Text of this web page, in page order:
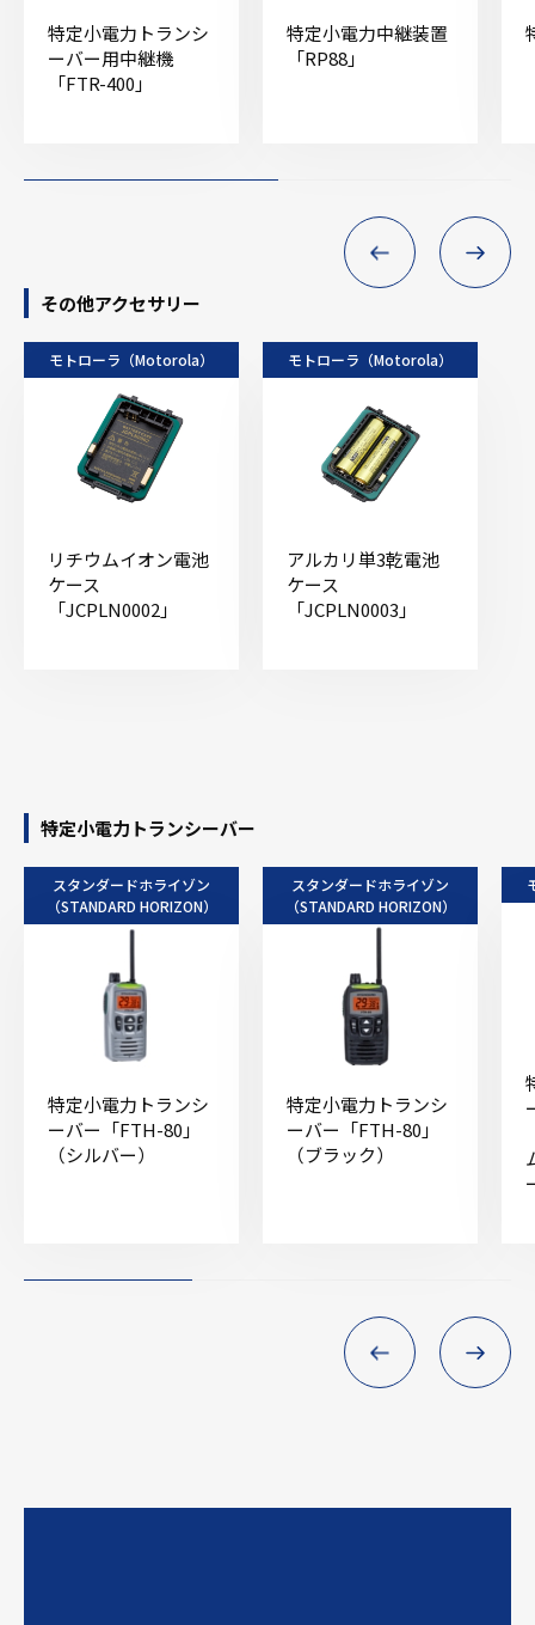
特定小電力トランシ
ーバー用中継機
「FTR-400」
特定小電力中継装置
「RP88」
その他アクセサリー
モトローラ（Motorola）
リチウムイオン電池
ケース
「JCPLN0002」
モトローラ（Motorola）
アルカリ単3乾電池
ケース
「JCPLN0003」
特定小電力トランシーバー
スタンダードホライゾン
（STANDARD HORIZON）
特定小電力トランシ
ーバー「FTH-80」
（シルバー）
スタンダードホライゾン
（STANDARD HORIZON）
特定小電力トランシ
ーバー「FTH-80」
（ブラック）